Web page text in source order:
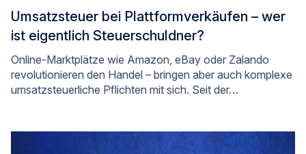
Umsatzsteuer bei Plattformverkäufen – wer
ist eigentlich Steuerschuldner?
Online-Marktplätze wie Amazon, eBay oder Zalando
revolutionieren den Handel – bringen aber auch komplexe
umsatzsteuerliche Pflichten mit sich. Seit der…